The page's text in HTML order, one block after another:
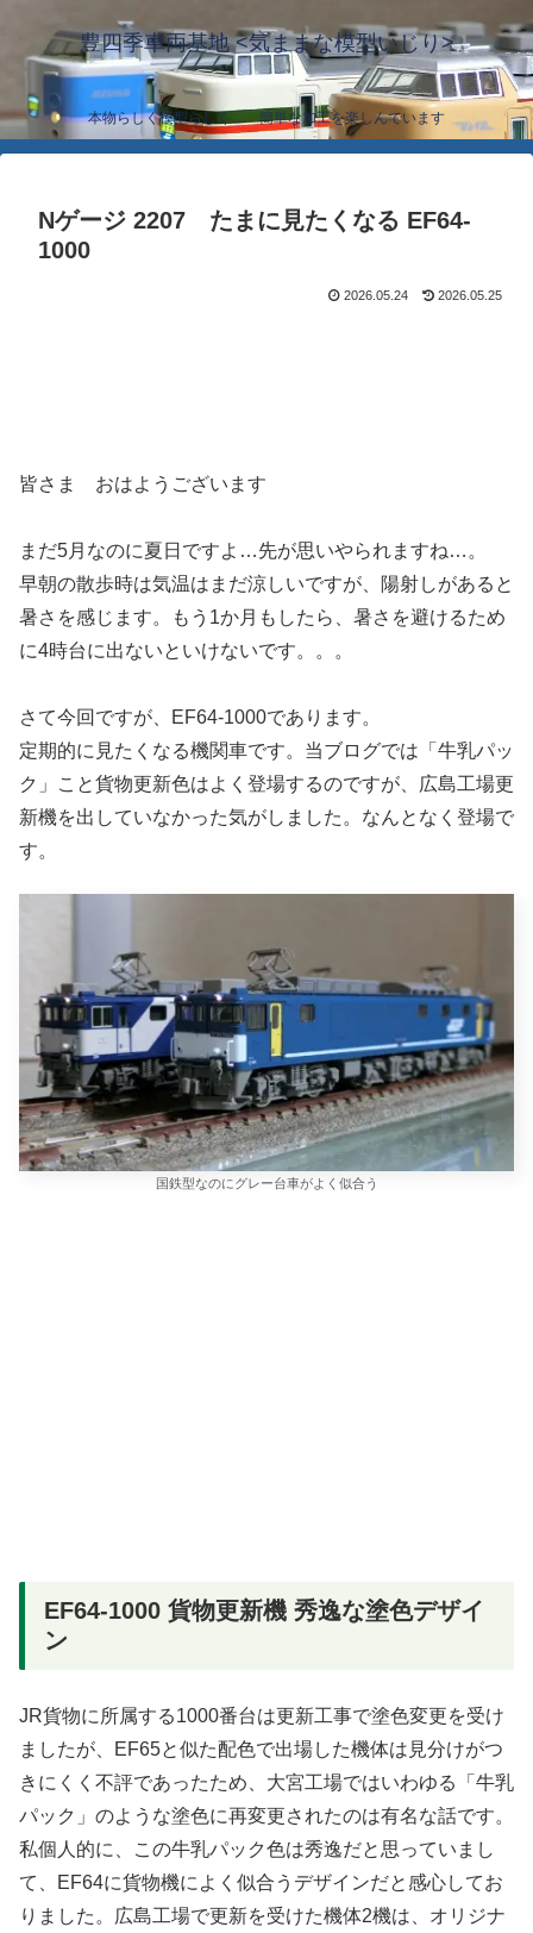
豊四季車両基地 <気ままな模型いじり>
本物らしく模型らしく… 簡単な加工を楽しんでいます
Nゲージ 2207 たまに見たくなる EF64-
1000
2026.05.24 2026.05.25
皆さま おはようございます
まだ5月なのに夏日ですよ…先が思いやられますね…。
早朝の散歩時は気温はまだ涼しいですが、陽射しがあると
暑さを感じます。もう1か月もしたら、暑さを避けるため
に4時台に出ないといけないです。。。
さて今回ですが、EF64-1000であります。
定期的に見たくなる機関車です。当ブログでは「牛乳パッ
ク」こと貨物更新色はよく登場するのですが、広島工場更
新機を出していなかった気がしました。なんとなく登場で
す。
国鉄型なのにグレー台車がよく似合う
EF64-1000 貨物更新機 秀逸な塗色デザイ
ン
JR貨物に所属する1000番台は更新工事で塗色変更を受け
ましたが、EF65と似た配色で出場した機体は見分けがつ
きにくく不評であったため、大宮工場ではいわゆる「牛乳
パック」のような塗色に再変更されたのは有名な話です。
私個人的に、この牛乳パック色は秀逸だと思っていまし
て、EF64に貨物機によく似合うデザインだと感心してお
りました。広島工場で更新を受けた機体2機は、オリジナ